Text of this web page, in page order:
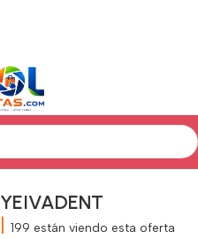
YEIVADENT
199 están viendo esta oferta